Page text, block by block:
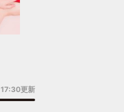
17:30更新